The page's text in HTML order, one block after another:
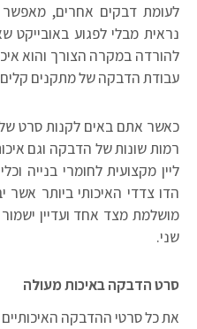
לעומת דבקים אחרים, מאפשר
נראית מבלי לפגוע באובייקט
להורדה במקרה הצורך והוא
עבודת הדבקה של מתקנים קלים
כאשר אתם באים לקנות סרט
רמות שונות של הדבקה וגם
ליין מקצועית לחומרי בנייה
הדו צדדי האיכותי ביותר
מושלמת מצד אחד ועדיין
שני.
סרט הדבקה באיכות מעולה
את כל סרטי ההדבקה האיכותיים